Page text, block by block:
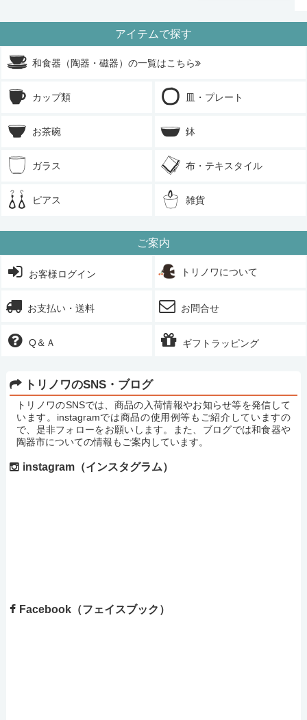
アイテムで探す
和食器（陶器・磁器）の一覧はこちら
カップ類 皿・プレート
お茶碗 鉢
ガラス 布・テキスタイル
ピアス 雑貨
ご案内
お客様ログイン トリノワについて
お支払い・送料 お問合せ
Q＆Ａ ギフトラッピング
トリノワのSNS・ブログ
トリノワのSNSでは、商品の入荷情報やお知らせ等を発信して
います。instagramでは商品の使用例等もご紹介していますの
で、是非フォローをお願いします。また、ブログでは和食器や
陶器市についての情報もご案内しています。
instagram（インスタグラム）
Facebook（フェイスブック）